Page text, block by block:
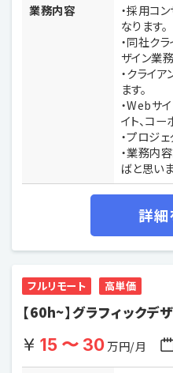
業務内容
・採用コ
なります。
・同社ク
ザイン業
・クライ
ます。
・Webサ
イト、コー
・プロジ
・業務内
ばと思いま
詳細
フルリモート 高単価
【60h~】グラフィックデ
15 〜 30万円/月